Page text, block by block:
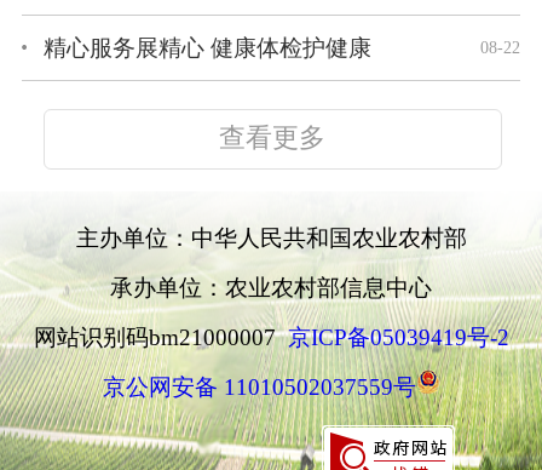
精心服务展精心 健康体检护健康 08-22
查看更多
主办单位：中华人民共和国农业农村部
承办单位：农业农村部信息中心
网站识别码bm21000007京ICP备05039419号-2
京公网安备 11010502037559号